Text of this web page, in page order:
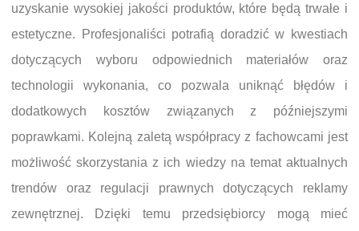
uzyskanie wysokiej jakości produktów, które będą trwałe i
estetyczne. Profesjonaliści potrafią doradzić w kwestiach
dotyczących wyboru odpowiednich materiałów oraz
technologii wykonania, co pozwala uniknąć błędów i
dodatkowych kosztów związanych z późniejszymi
poprawkami. Kolejną zaletą współpracy z fachowcami jest
możliwość skorzystania z ich wiedzy na temat aktualnych
trendów oraz regulacji prawnych dotyczących reklamy
zewnętrznej. Dzięki temu przedsiębiorcy mogą mieć